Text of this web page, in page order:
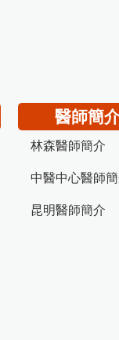
醫師簡
林森醫師簡介
中醫中心醫師
昆明醫師簡介